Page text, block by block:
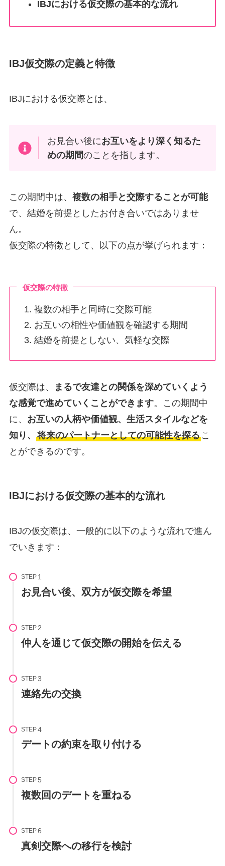
IBJにおける仮交際の基本的な流れ
IBJ仮交際の定義と特徴
IBJにおける仮交際とは、
お見合い後にお互いをより深く知るた
めの期間のことを指します。
この期間中は、 複数の相手と交際することが可能
で、結婚を前提としたお付き合いではありませ
ん。
仮交際の特徴として、以下の点が挙げられます：
仮交際の特徴
複数の相手と同時に交際可能
お互いの相性や価値観を確認する期間
結婚を前提としない、気軽な交際
仮交際は、
まるで友達との関係を深めていくよう
な感覚で進めていくことができます。この期間中
に、 お互いの人柄や価値観、生活スタイルなどを
知り、 将来のパートナーとしての可能性を探るこ
とができるのです。
IBJにおける仮交際の基本的な流れ
IBJの仮交際は、一般的に以下のような流れで進ん
でいきます：
STEP
お見合い後、双方が仮交際を希望
STEP
仲人を通じて仮交際の開始を伝える
STEP
連絡先の交換
STEP
デートの約束を取り付ける
STEP
複数回のデートを重ねる
STEP
真剣交際への移行を検討